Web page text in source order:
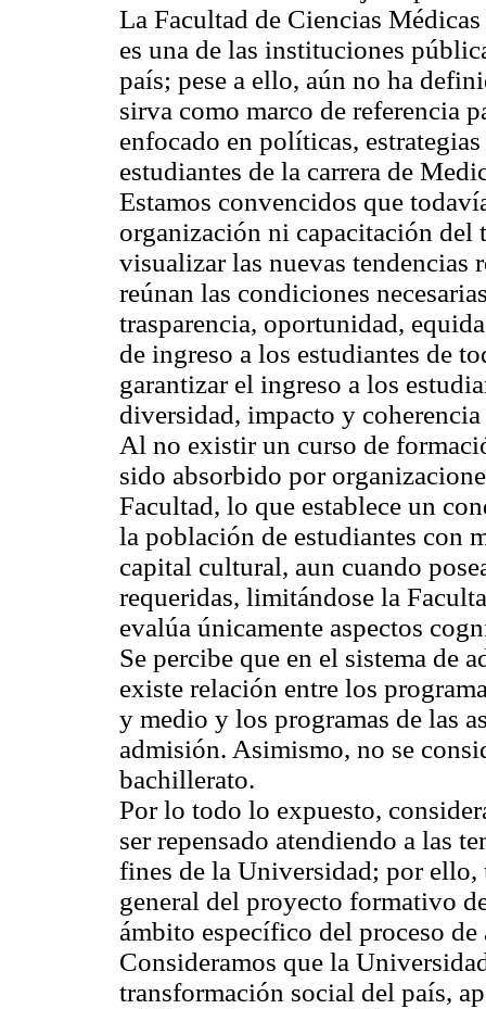
La Facultad de Ciencias
es una de las instituciones
país; pese a ello, aún no ha
sirva como marco de referencia
enfocado en políticas,
estudiantes de la carrera de
Estamos convencidos que
organización ni capacitación del
visualizar las nuevas tendencias
reúnan las condiciones
trasparencia, oportunidad,
de ingreso a los estudiantes de
garantizar el ingreso a los
diversidad, impacto y
Al no existir un curso de
sido absorbido por
Facultad, lo que establece un
la población de estudiantes con
capital cultural, aun cuando
requeridas, limitándose la
evalúa únicamente aspectos
Se percibe que en el sistema de
existe relación entre los
y medio y los programas de las
admisión. Asimismo, no se
bachillerato.
Por lo todo lo expuesto,
ser repensado atendiendo a las
fines de la Universidad; por
general del proyecto formativo
ámbito específico del proceso
Consideramos que la
transformación social del país,